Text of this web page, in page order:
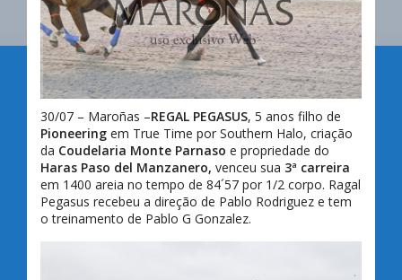
30/07 – Maroñas –REGAL PEGASUS, 5 anos filho de
Pioneering em True Time por Southern Halo, criação
da Coudelaria Monte Parnaso e propriedade do
Haras Paso del Manzanero, venceu sua 3ª carreira
em 1400 areia no tempo de 84´57 por 1/2 corpo. Ragal
Pegasus recebeu a direção de Pablo Rodriguez e tem
o treinamento de Pablo G Gonzalez.